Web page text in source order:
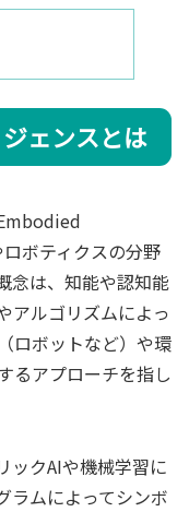
ェンスとは
ボティクスの分野
念は、知能や認知能
アルゴリズムによっ
ロボットなど）や環
るアプローチを指し
ックAIや機械学習に
ラムによってシンボ